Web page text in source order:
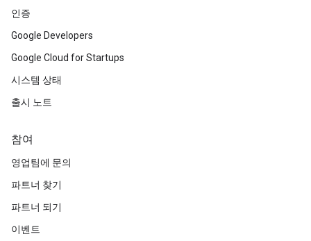
인증
Google Developers
Google Cloud for Startups
시스템 상태
출시 노트
참여
영업팀에 문의
파트너 찾기
파트너 되기
이벤트